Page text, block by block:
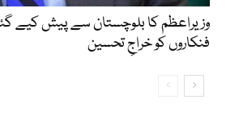
وزیراعظم کا بلوچستان سے پیش کیے
فنکاروں کو خراجِ تحسین